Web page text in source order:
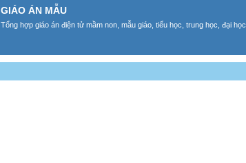
GIÁO ÁN MẪU
Tổng hợp giáo án điện tử mầm non, mẫu giáo, tiểu học, trung học, đại học